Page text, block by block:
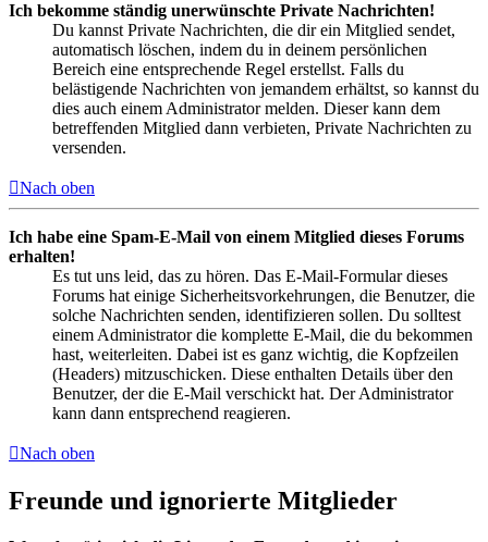
Ich bekomme ständig unerwünschte Private Nachrichten!
Du kannst Private Nachrichten, die dir ein Mitglied sendet,
automatisch löschen, indem du in deinem persönlichen
Bereich eine entsprechende Regel erstellst. Falls du
belästigende Nachrichten von jemandem erhältst, so kannst du
dies auch einem Administrator melden. Dieser kann dem
betreffenden Mitglied dann verbieten, Private Nachrichten zu
versenden.
Nach oben
Ich habe eine Spam-E-Mail von einem Mitglied dieses Forums
erhalten!
Es tut uns leid, das zu hören. Das E-Mail-Formular dieses
Forums hat einige Sicherheitsvorkehrungen, die Benutzer, die
solche Nachrichten senden, identifizieren sollen. Du solltest
einem Administrator die komplette E-Mail, die du bekommen
hast, weiterleiten. Dabei ist es ganz wichtig, die Kopfzeilen
(Headers) mitzuschicken. Diese enthalten Details über den
Benutzer, der die E-Mail verschickt hat. Der Administrator
kann dann entsprechend reagieren.
Nach oben
Freunde und ignorierte Mitglieder